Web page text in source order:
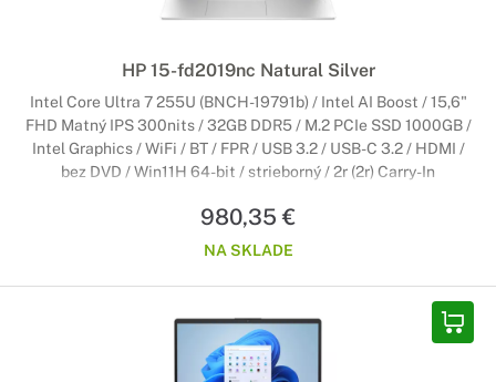
HP 15-fd2019nc Natural Silver
Intel Core Ultra 7 255U (BNCH-19791b) / Intel AI Boost / 15,6"
FHD Matný IPS 300nits / 32GB DDR5 / M.2 PCIe SSD 1000GB /
Intel Graphics / WiFi / BT / FPR / USB 3.2 / USB-C 3.2 / HDMI /
bez DVD / Win11H 64-bit / strieborný / 2r (2r) Carry-In
980,35 €
NA SKLADE